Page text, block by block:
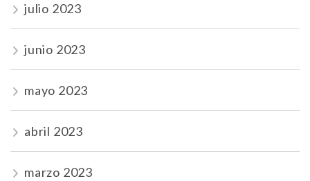
julio 2023
junio 2023
mayo 2023
abril 2023
marzo 2023